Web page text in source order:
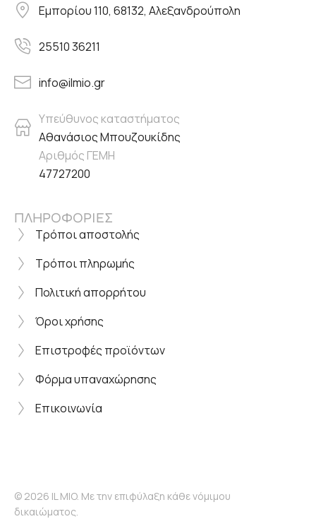
Εμπορίου 110, 68132, Αλεξανδρούπολη
25510 36211
info@ilmio.gr
Υπεύθυνος καταστήματος
Αθανάσιος Μπουζουκίδης
Αριθμός ΓΕΜΗ
47727200
ΠΛΗΡΟΦΟΡΙΕΣ
Τρόποι αποστολής
Τρόποι πληρωμής
Πολιτική απορρήτου
Όροι χρήσης
Επιστροφές προϊόντων
Φόρμα υπαναχώρησης
Επικοινωνία
© 2026 IL MIO. Με την επιφύλαξη κάθε νόμιμου
δικαιώματος.